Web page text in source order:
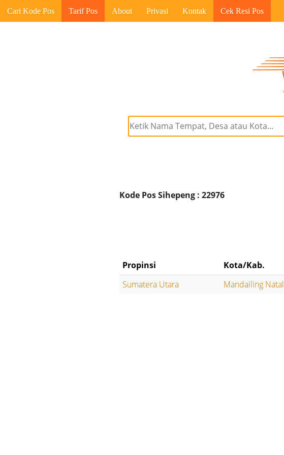
Cari Kode Pos Tarif Pos About Privasi Kontak Cek Resi Pos
Kode Pos Sihepeng : 22976
Propinsi Kota/Kab.
Sumatera Utara
Mandailing Natal